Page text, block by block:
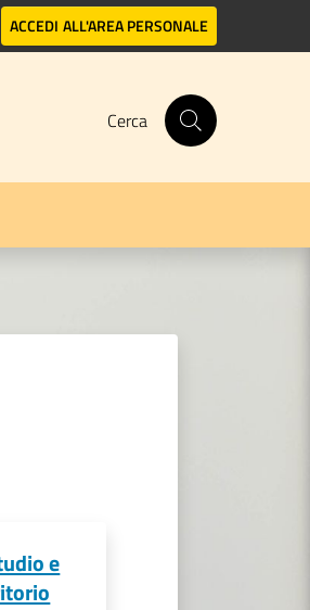
ACCEDI ALL'AREA PERSONALE
Cerca
e